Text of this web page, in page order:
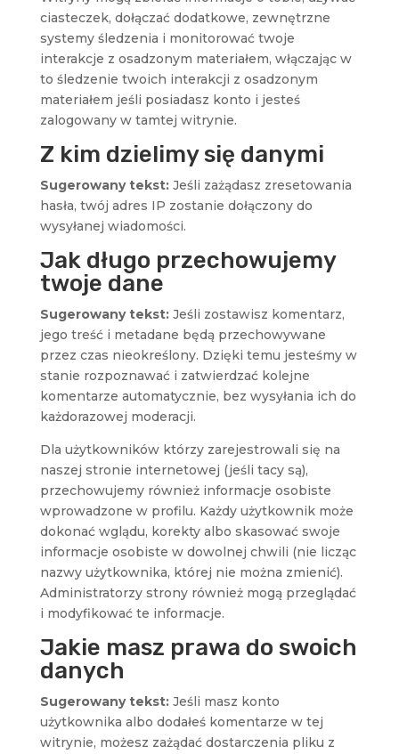
ciasteczek, dołączać dodatkowe, zewnętrzne
systemy śledzenia i monitorować twoje
interakcje z osadzonym materiałem, włączając w
to śledzenie twoich interakcji z osadzonym
materiałem jeśli posiadasz konto i jesteś
zalogowany w tamtej witrynie.
Z kim dzielimy się danymi
Sugerowany tekst: Jeśli zażądasz zresetowania
hasła, twój adres IP zostanie dołączony do
wysyłanej wiadomości.
Jak długo przechowujemy
twoje dane
Sugerowany tekst: Jeśli zostawisz komentarz,
jego treść i metadane będą przechowywane
przez czas nieokreślony. Dzięki temu jesteśmy w
stanie rozpoznawać i zatwierdzać kolejne
komentarze automatycznie, bez wysyłania ich do
każdorazowej moderacji.
Dla użytkowników którzy zarejestrowali się na
naszej stronie internetowej (jeśli tacy są),
przechowujemy również informacje osobiste
wprowadzone w profilu. Każdy użytkownik może
dokonać wglądu, korekty albo skasować swoje
informacje osobiste w dowolnej chwili (nie licząc
nazwy użytkownika, której nie można zmienić).
Administratorzy strony również mogą przeglądać
i modyfikować te informacje.
Jakie masz prawa do swoich
danych
Sugerowany tekst: Jeśli masz konto
użytkownika albo dodałeś komentarze w tej
witrynie, możesz zażądać dostarczenia pliku z